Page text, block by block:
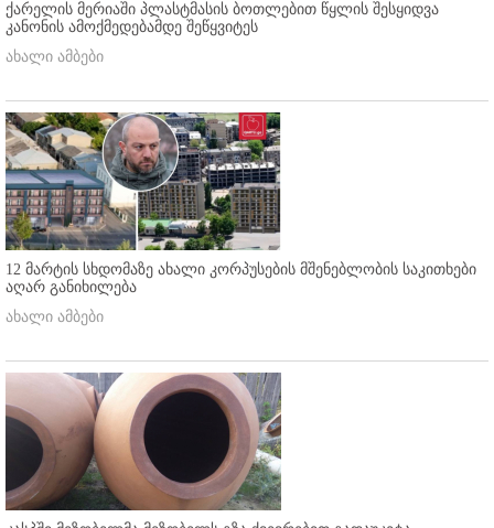
ქარელის მერიაში პლასტმასის ბოთლებით წყლის შესყიდვა
კანონის ამოქმედებამდე შეწყვიტეს
ახალი ამბები
12 მარტის სხდომაზე ახალი კორპუსების მშენებლობის საკითხები
აღარ განიხილება
ახალი ამბები